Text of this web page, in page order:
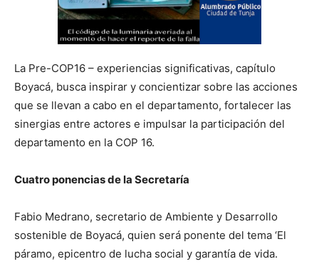
La Pre-COP16 – experiencias significativas, capítulo
Boyacá, busca inspirar y concientizar sobre las acciones
que se llevan a cabo en el departamento, fortalecer las
sinergias entre actores e impulsar la participación del
departamento en la COP 16.
Cuatro ponencias de la Secretaría
Fabio Medrano, secretario de Ambiente y Desarrollo
sostenible de Boyacá, quien será ponente del tema ‘El
páramo, epicentro de lucha social y garantía de vida.